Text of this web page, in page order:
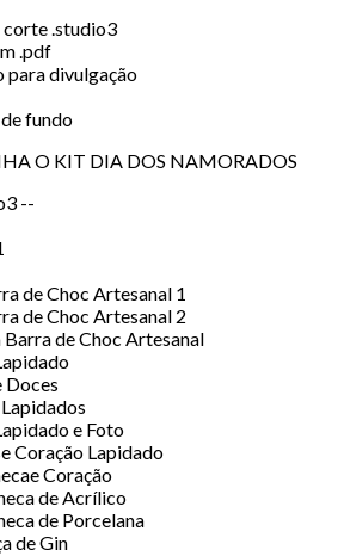
corte .studio3
.pdf
para divulgação
fundo
O KIT DIA DOS NAMORADOS
--
de Choc Artesanal 1
de Choc Artesanal 2
de Choc Artesanal
Doces
e Foto
Coração Lapidado
Coração
de Acrílico
de Porcelana
de Gin